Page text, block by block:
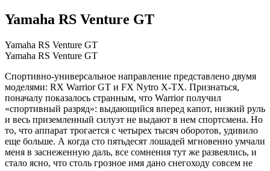
Yamaha RS Venture GT
Yamaha RS Venture GT
Yamaha RS Venture GT
Спортивно-универсальное направление представлено двумя
моделями: RX Warrior GT и FX Nytro X-TX. Признаться,
поначалу показалось странным, что Warrior получил
«спортивный разряд»: выдающийся вперед капот, низкий руль
и весь приземленный силуэт не выдают в нем спортсмена. Но
то, что аппарат трогается с четырех тысяч оборотов, удивило
еще больше. А когда сто пятьдесят лошадей мгновенно умчали
меня в заснеженную даль, все сомнения тут же развеялись, и
стало ясно, что столь грозное имя дано снегоходу совсем не